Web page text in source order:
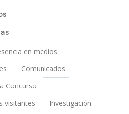
en medios
Comunicados
Concurso
visitantes
Investigación